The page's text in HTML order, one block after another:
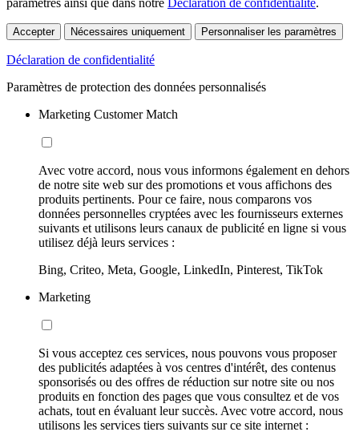
Accepter Nécessaires uniquement Personnaliser les paramètres
Déclaration de confidentialité
Paramètres de protection des données personnalisés
Marketing Customer Match
Avec votre accord, nous vous informons également en dehors
de notre site web sur des promotions et vous affichons des
produits pertinents. Pour ce faire, nous comparons vos
données personnelles cryptées avec les fournisseurs externes
suivants et utilisons leurs canaux de publicité en ligne si vous
utilisez déjà leurs services :
Bing, Criteo, Meta, Google, LinkedIn, Pinterest, TikTok
Marketing
Si vous acceptez ces services, nous pouvons vous proposer
des publicités adaptées à vos centres d'intérêt, des contenus
sponsorisés ou des offres de réduction sur notre site ou nos
produits en fonction des pages que vous consultez et de vos
achats, tout en évaluant leur succès. Avec votre accord, nous
utilisons les services tiers suivants sur ce site internet :